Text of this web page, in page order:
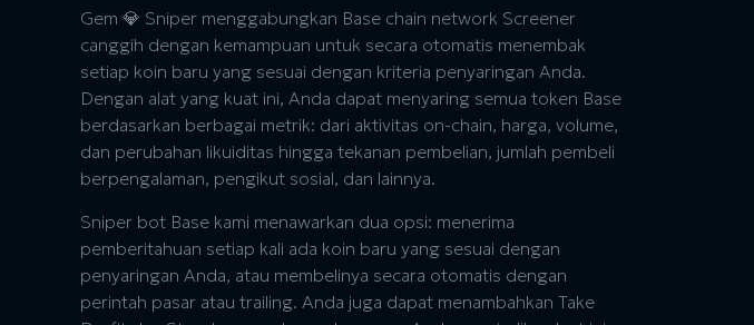
Gem 💎 Sniper menggabungkan Base chain network Screener
canggih dengan kemampuan untuk secara otomatis menembak
setiap koin baru yang sesuai dengan kriteria penyaringan Anda.
Dengan alat yang kuat ini, Anda dapat menyaring semua token Base
berdasarkan berbagai metrik: dari aktivitas on-chain, harga, volume,
dan perubahan likuiditas hingga tekanan pembelian, jumlah pembeli
berpengalaman, pengikut sosial, dan lainnya.
Sniper bot Base kami menawarkan dua opsi: menerima
pemberitahuan setiap kali ada koin baru yang sesuai dengan
penyaringan Anda, atau membelinya secara otomatis dengan
perintah pasar atau trailing. Anda juga dapat menambahkan Take